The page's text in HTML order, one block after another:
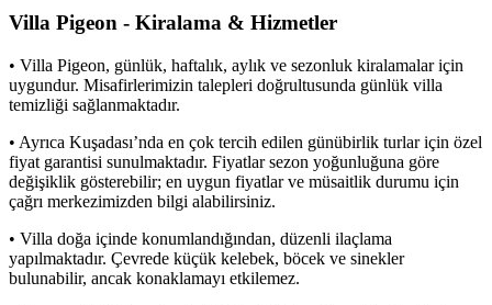
Villa Pigeon - Kiralama & Hizmetler
• Villa Pigeon, günlük, haftalık, aylık ve sezonluk kiralamalar için
uygundur. Misafirlerimizin talepleri doğrultusunda günlük villa
temizliği sağlanmaktadır.
• Ayrıca Kuşadası’nda en çok tercih edilen günübirlik turlar için özel
fiyat garantisi sunulmaktadır. Fiyatlar sezon yoğunluğuna göre
değişiklik gösterebilir; en uygun fiyatlar ve müsaitlik durumu için
çağrı merkezimizden bilgi alabilirsiniz.
• Villa doğa içinde konumlandığından, düzenli ilaçlama
yapılmaktadır. Çevrede küçük kelebek, böcek ve sinekler
bulunabilir, ancak konaklamayı etkilemez.